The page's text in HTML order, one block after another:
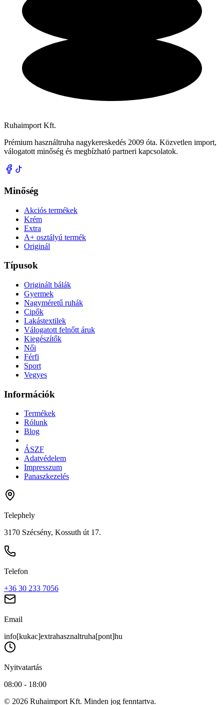
Ruhaimport Kft.
Prémium használtruha nagykereskedés 2009 óta. Közvetlen import,
válogatott minőség és megbízható partneri kapcsolatok.
Minőség
Akciós termékek
Krém
Extra
A+ osztályú termék
Originál
Típusok
Originált bálák
Gyermek
Nagyméretű ruhák
Cipők
Lakástextilek
Válogatott felnőtt áruk
Kiegészítők
Női
Férfi
Sport
Vegyes
Információk
Termékek
Rólunk
Blog
ÁSZF
Adatvédelem
Impresszum
Panaszkezelés
Telephely
3170 Szécsény, Kossuth út 17.
Telefon
+36 30 233 7056
Email
info[kukac]extrahasznaltruha[pont]hu
Nyitvatartás
08:00 - 18:00
© 2026 Ruhaimport Kft. Minden jog fenntartva.